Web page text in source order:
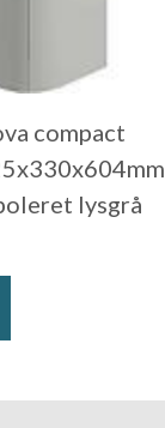
compact
lysgrå